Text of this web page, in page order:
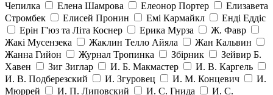
Чепилка
Елена Шамрова Елеонор Портер
Елизавета
Стромбек
Елисей Пронин Емі Кармайкл
Ендi Еддiс
Ерін Г'юз та Літа Коснер
Ерика Мурза
Ж. Фавр
Жакі Мусензека
Жаклин Телло Айяла
Жан Кальвин
Жанна Гийон
Журнал Тропинка Збірник
Зейвир Б.
Хавен
Зиг Зиглар И. Б. Макмастер
И. В. Каргель
И. В. Подберезский
И. Згуровец И. М. Концевич
И.
Мюррей
И. П. Липовский И. С. Гнида
И. С.